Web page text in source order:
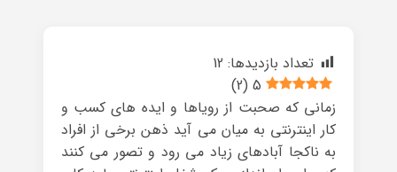
تعداد بازدیدها: 12
5
(
2
)
زمانی که صحبت از رویاها و ایده های کسب و
کار اینترنتی به میان می آید ذهن برخی از افراد
به ناکجا آبادهای زیاد می رود و تصور می کنند